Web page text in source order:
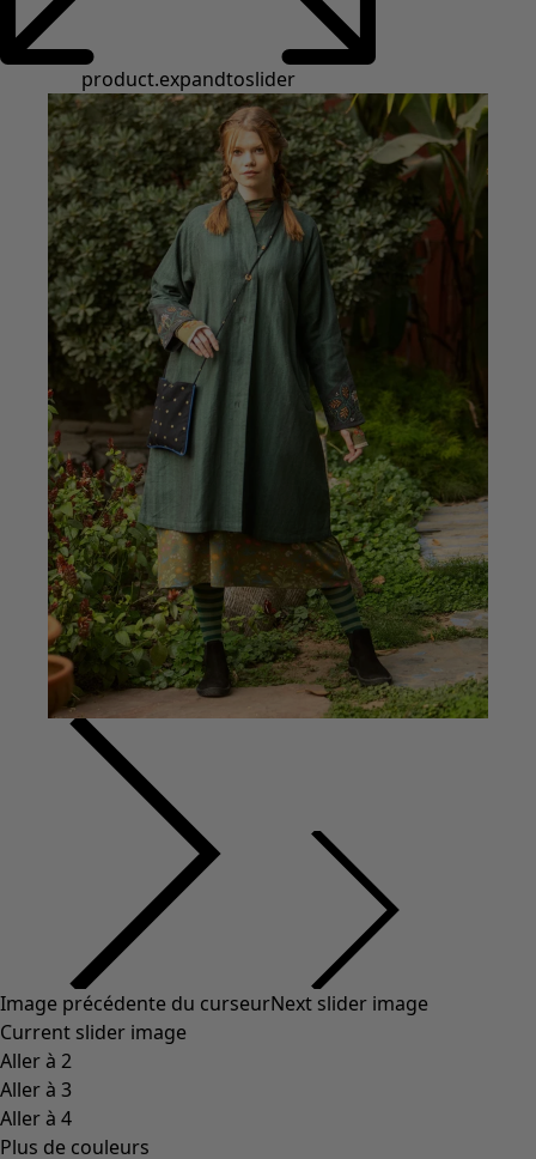
Styles de vétements
Vêtements en lin
Robes de style hippie
Grandes Tailles
À fleurs
Vêtements hippies
Une mode scandinave
Superpositions
À rayures
Des carreaux à foison
Vêtements bio
Un design suédois
Robes en jersey
Vêtements bohèmes
Des vêtements pour les soirées fraîches
Vêtements à motif
Coton
Coton biologique
Maillots de bain et vêtements de plage
Vêtements de fête
Collections
Dans l'univers du kimono
Monsoon
Étendues champêtres
Coimbatore
Les classiques de Gudrun
Des tournesols pour le HCR